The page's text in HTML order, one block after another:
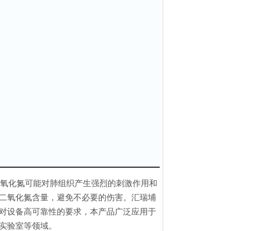
化氮可能对肺组织产生强烈的刺激作用和
氧化氮含量，避免不必要的伤害。汇瑞埔
设备高可靠性的要求，本产品广泛应用于
验室等领域。